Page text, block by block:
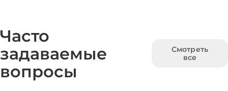
Часто
задаваемые
вопросы
Смотреть
все